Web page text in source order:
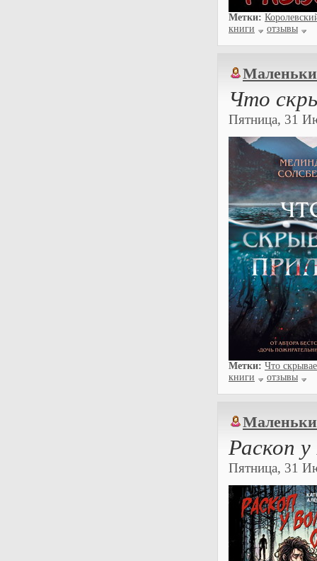
Метки:
книги
отзывы
Что
Пятница, 31
Метки: Что
книги
отзывы
Раскоп
Пятница, 31